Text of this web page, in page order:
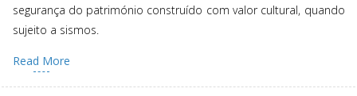
segurança do património construído com valor cultural, quando
sujeito a sismos.
Read More